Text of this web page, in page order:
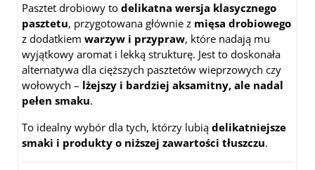
Pasztet drobiowy to delikatna wersja klasycznego
pasztetu, przygotowana głównie z mięsa drobiowego
z dodatkiem warzyw i przypraw, które nadają mu
wyjątkowy aromat i lekką strukturę. Jest to doskonała
alternatywa dla cięższych pasztetów wieprzowych czy
wołowych – lżejszy i bardziej aksamitny, ale nadal
pełen smaku.
To idealny wybór dla tych, którzy lubią delikatniejsze
smaki i produkty o niższej zawartości tłuszczu.